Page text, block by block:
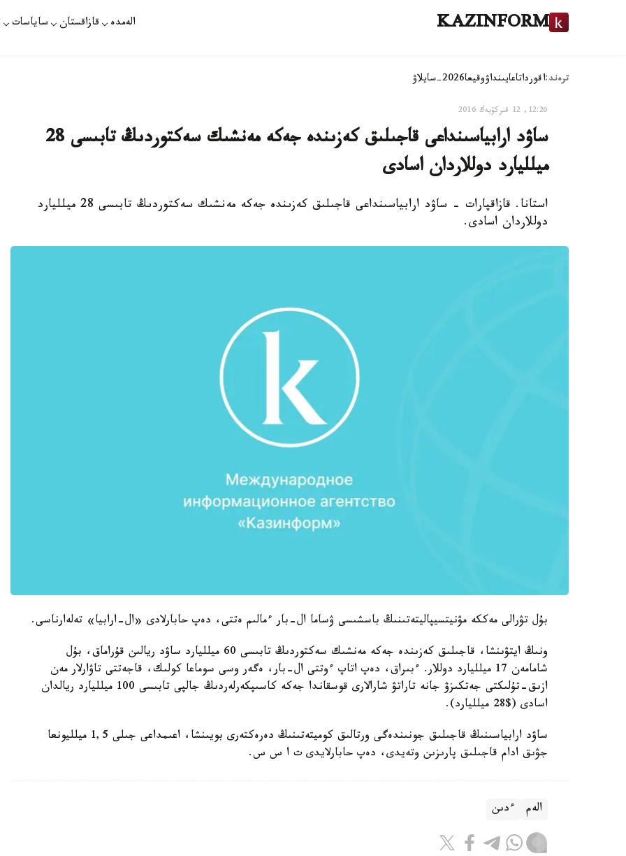
KAZINFORM الەمدە قازاقستان ساياسات
ترەند:اقورداتاعايىنداۋوقيعا2026-سايلاۋ
12:26, 12 قىركۇيەك 2016
ساۋد ارابياسىنداعى قاجىلىق كەزىندە جەكە مەنشىك سەكتوردىڭ تابىسى 28
ميلليارد دوللاردان اسادى
استانا. قازاقپارات - ساۋد ارابياسىنداعى قاجىلىق كەزىندە جەكە مەنشىك سەكتوردىڭ تابىسى 28 ميلليارد
دوللاردان اسادى.
بۇل تۋرالى مەككە مۋنيتسيپاليتەتىنىڭ باسشىسى ۋساما ال-بار ءمالىم ەتتى، دەپ حابارلادى «ال-ارابيا» تەلەارناسى.
ونىڭ ايتۋىنشا، قاجىلىق كەزىندە جەكە مەنشىك سەكتوردىڭ تابىسى 60 ميلليارد ساۋد ريالىن قۇراماق، بۇل
شامامەن 17 ميلليارد دوللار. ءبىراق، دەپ اتاپ ءوتتى ال-بار، ەگەر وسى سوماعا كولىك، قاجەتتى تاۋارلار مەن
ازىق-تۇلىكتى جەتكىزۋ جانە تاراتۋ شارالارى قوسقاندا جەكە كاسىپكەرلەردىڭ جالپى تابىسى 100 ميلليارد ريالدان
اسادى ($28 ميلليارد).
ساۋد ارابياسىنىڭ قاجىلىق جونىندەگى ورتالىق كوميتەتىنىڭ دەرەكتەرى بويىنشا، اعىمداعى جىلى 1,5 ميلليونعا
جۋىق ادام قاجىلىق پارىزىن وتەيدى، دەپ حابارلايدى ت ا س س.
الەم ءدىن